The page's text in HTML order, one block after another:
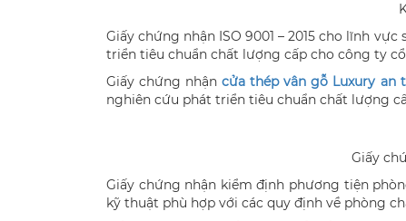
Giấy chứng nhận ISO 9001 – 2015 cho lĩnh
triển tiêu chuẩn chất lượng cấp cho công ty
Giấy chứng nhậncửa thép vân gỗ Luxury an
nghiên cứu phát triển tiêu chuẩn chất lượng
Giấy
Giấy chứng nhận kiểm định phương tiện
kỹ thuật phù hợp với các quy định về phòng